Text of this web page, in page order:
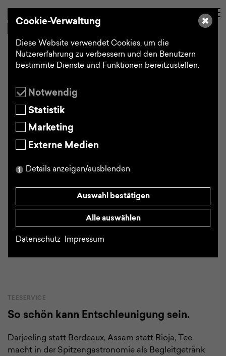
TEESERVICE
So schön kann Entschleunigung sein.
Darjeeling statt Bordeaux, Assam statt Rioja, Tee
macht in der Spitzengastronomie als Begleitgetränk
Cookie-Verwaltung
Diese Website verwendet Cookies, um die
Nutzererfahrung zu verbessern und den Benutzern
bestimmte Dienste und Funktionen bereitzustellen.
Notwendig
Statistik
Marketing
Externe Medien
Details anzeigen/ausblenden
Auswahl bestätigen
Alle auswählen
Datenschutz Impressum